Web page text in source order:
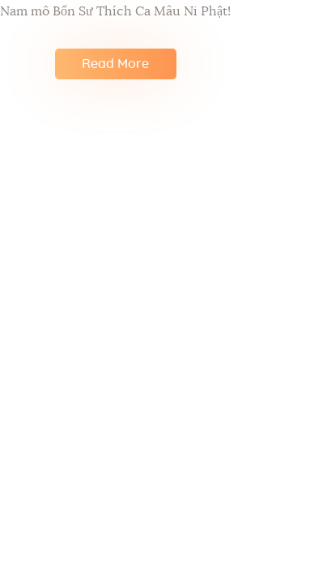
Nam mô Bổn Sư Thích Ca Mâu Ni Phật!
Read More